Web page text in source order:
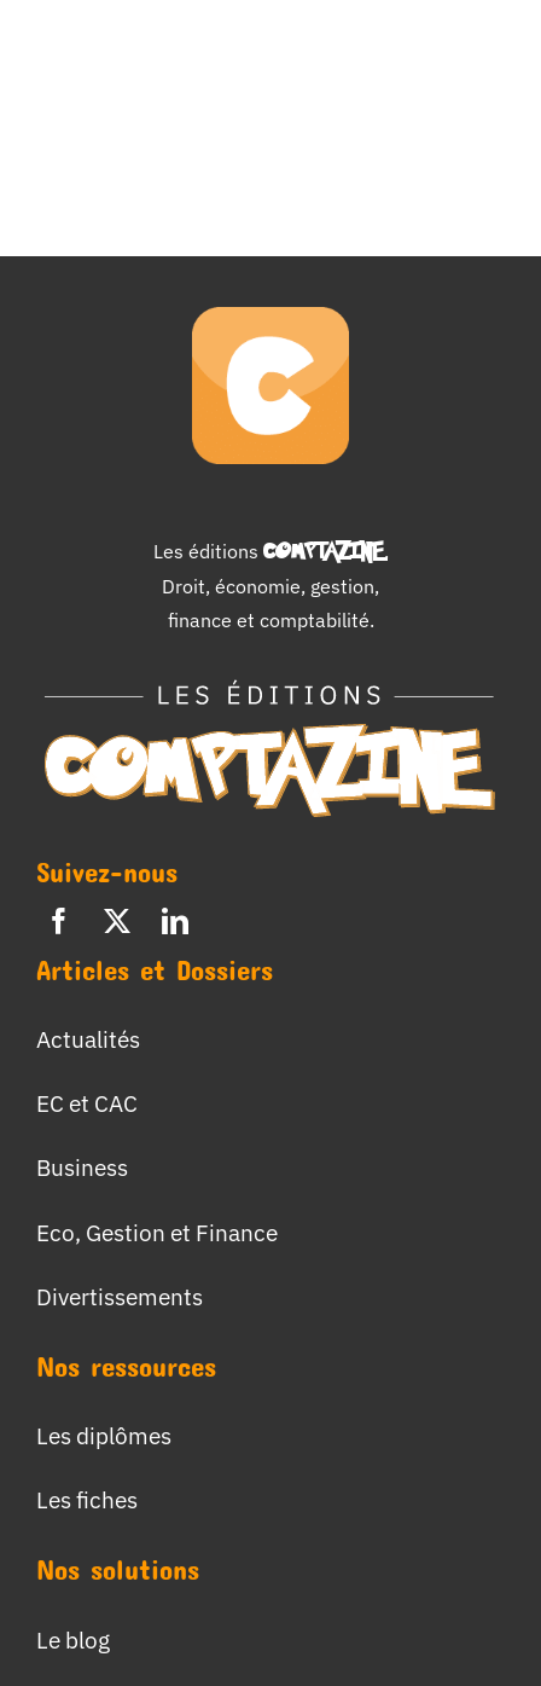
Les éditions COMPTAZINE.
Droit, économie, gestion,
finance et comptabilité.
Suivez-nous
Articles et Dossiers
Actualités
EC et CAC
Business
Eco, Gestion et Finance
Divertissements
Nos ressources
Les diplômes
Les fiches
Nos solutions
Le blog